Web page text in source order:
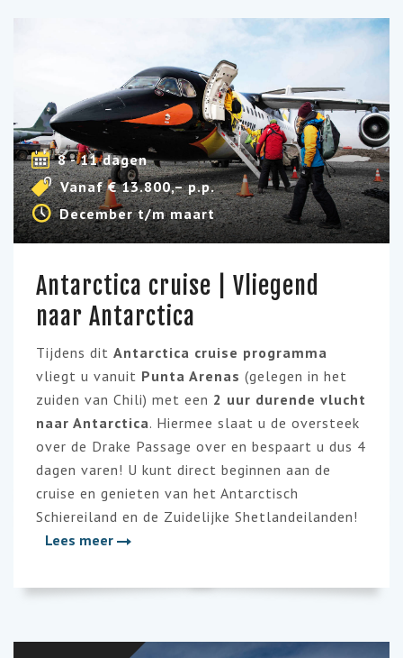
8 - 11 dagen
Vanaf € 13.800,– p.p.
December t/m maart
Antarctica cruise | Vliegend
naar Antarctica
Tijdens dit Antarctica cruise programma
vliegt u vanuit Punta Arenas (gelegen in het
zuiden van Chili) met een 2 uur durende vlucht
naar Antarctica. Hiermee slaat u de oversteek
over de Drake Passage over en bespaart u dus 4
dagen varen! U kunt direct beginnen aan de
cruise en genieten van het Antarctisch
Schiereiland en de Zuidelijke Shetlandeilanden!
Lees meer